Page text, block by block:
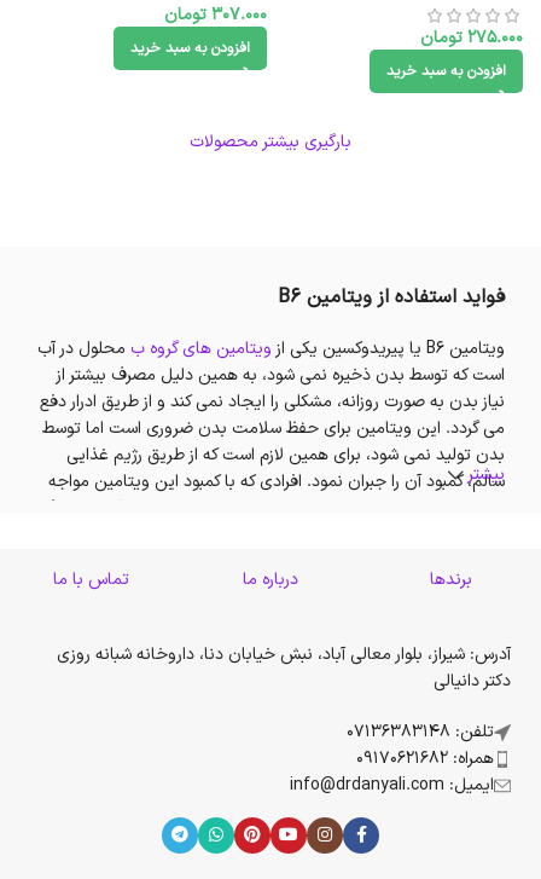
275.000تومان
افزودن به سبد خرید
307.000تومان
افزودن به سبد خرید
بارگیری بیشتر محصولات
فواید استفاده از ویتامین B6
ویتامین B6 یا پیریدوکسین یکی از ویتامین های گروه ب محلول در آب
است که توسط بدن ذخیره نمی شود، به همین دلیل مصرف بیشتر از
نیاز بدن به صورت روزانه، مشکلی را ایجاد نمی کند و از طریق ادرار دفع
می گردد. این ویتامین برای حفظ سلامت بدن ضروری است اما توسط
بدن تولید نمی شود، برای همین لازم است که از طریق رژیم غذایی
سالم، کمبود آن را جبران نمود. افرادی که با کمبود این ویتامین مواجه
می شوند لازم است که به صورت روزانه مکمل های حاوی آن را مصرف
این ویتامین در تولید انتقال دهنده‌های عصبی،
سروتونینونوراپی
حفظ سلامت مغز و پیشگیری از آلزایمر یکی از دلایلیست که توصیه به
بدن به ویتامین B۶ نیاز است. همچنین این ویتامین بر فعالیت‌های
مهمی مثل حرکت، حافظه، صرف انرژی و جریان خون در بدن تاثیر
بسزایی دارد.
مهمترین وظایف ویتامین B۶ برای بدن
بیشتر
برندها درباره ما تماس با ما
آدرس: شیراز، بلوار معالی آباد، نبش خیابان دنا، داروخانه شبانه روزی
دکتر دانیالی
تلفن: 07136383148
همراه: 09170621682
ایمیل: info@drdanyali.com